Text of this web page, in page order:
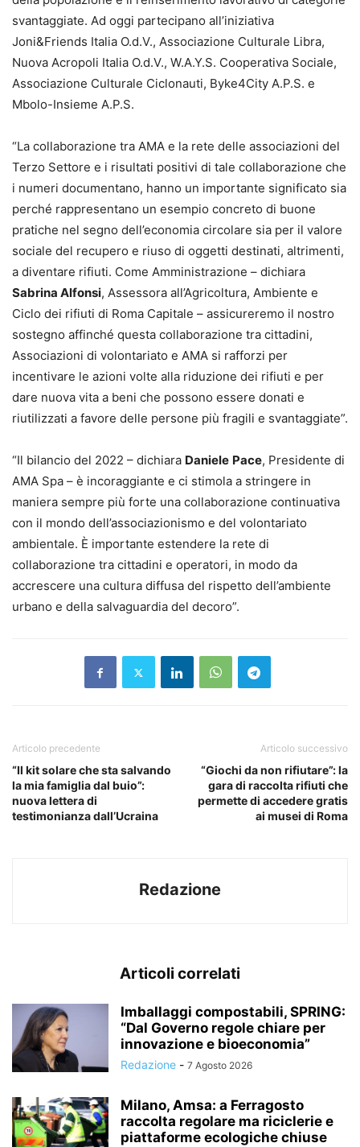
svantaggiate. Ad oggi partecipano all’iniziativa
Joni&Friends Italia O.d.V., Associazione Culturale Libra,
Nuova Acropoli Italia O.d.V., W.A.Y.S. Cooperativa Sociale,
Associazione Culturale Ciclonauti, Byke4City A.P.S. e
Mbolo-Insieme A.P.S.
“La collaborazione tra AMA e la rete delle associazioni del
Terzo Settore e i risultati positivi di tale collaborazione che
i numeri documentano, hanno un importante significato sia
perché rappresentano un esempio concreto di buone
pratiche nel segno dell’economia circolare sia per il valore
sociale del recupero e riuso di oggetti destinati, altrimenti,
a diventare rifiuti. Come Amministrazione – dichiara
Sabrina Alfonsi, Assessora all’Agricoltura, Ambiente e
Ciclo dei rifiuti di Roma Capitale – assicureremo il nostro
sostegno affinché questa collaborazione tra cittadini,
Associazioni di volontariato e AMA si rafforzi per
incentivare le azioni volte alla riduzione dei rifiuti e per
dare nuova vita a beni che possono essere donati e
riutilizzati a favore delle persone più fragili e svantaggiate”.
“Il bilancio del 2022 – dichiara Daniele Pace, Presidente di
AMA Spa – è incoraggiante e ci stimola a stringere in
maniera sempre più forte una collaborazione continuativa
con il mondo dell’associazionismo e del volontariato
ambientale. È importante estendere la rete di
collaborazione tra cittadini e operatori, in modo da
accrescere una cultura diffusa del rispetto dell’ambiente
urbano e della salvaguardia del decoro”.
Articolo precedente
“Il kit solare che sta salvando
la mia famiglia dal buio”:
nuova lettera di
testimonianza dall’Ucraina
Articolo successivo
“Giochi da non rifiutare”: la
gara di raccolta rifiuti che
permette di accedere gratis
ai musei di Roma
Redazione
Articoli correlati
Imballaggi compostabili, SPRING:
“Dal Governo regole chiare per
innovazione e bioeconomia”
Redazione - 7 Agosto 2026
Milano, Amsa: a Ferragosto
raccolta regolare ma riciclerie e
piattaforme ecologiche chiuse